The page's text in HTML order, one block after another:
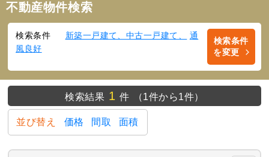
不動産物件検索
検索条件 新築一戸建て、中古一戸建て、
通
風良好
検索条件
を変更
検索結果 1 件 （1件から1件）
並び替え 価格 間取 面積